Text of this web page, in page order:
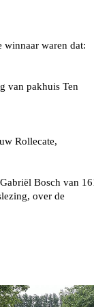
winnaar waren dat:
van pakhuis Ten
Rollecate,
Bosch van
over de